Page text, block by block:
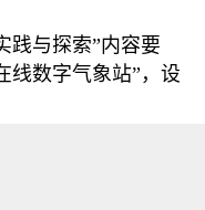
践与探索”内容要
线数字气象站”，设